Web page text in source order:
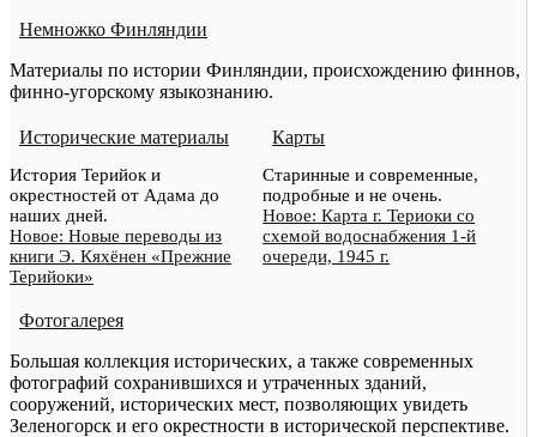
Немножко Финляндии
Материалы по истории Финляндии, происхождению финнов,
финно-угорскому языкознанию.
Исторические материалы
История Терийок и
окрестностей от Адама до
наших дней.
Новое: Новые переводы из
книги Э. Кяхёнен «Прежние
Терийоки»
Карты
Старинные и современные,
подробные и не очень.
Новое: Карта г. Териоки со
схемой водоснабжения 1-й
очереди, 1945 г.
Фотогалерея
Большая коллекция исторических, а также современных
фотографий сохранившихся и утраченных зданий,
сооружений, исторических мест, позволяющих увидеть
Зеленогорск и его окрестности в исторической перспективе.